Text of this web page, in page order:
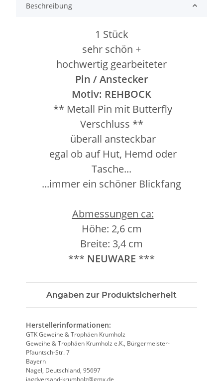
Beschreibung
1 Stück
sehr schön +
hochwertig gearbeiteter
Pin / Anstecker
Motiv: REHBOCK
** Metall Pin mit Butterfly
Verschluss **
überall ansteckbar
egal ob auf Hut, Hemd oder
Tasche...
...immer ein schöner Blickfang
Abmessungen ca:
Höhe: 2,6 cm
Breite: 3,4 cm
*** NEUWARE ***
Angaben zur Produktsicherheit
Herstellerinformationen:
GTK Geweihe & Trophäen Krumholz
Geweihe & Trophäen Krumholz e.K., Bürgermeister-
Pfauntsch-Str. 7
Bayern
Nagel, Deutschland, 95697
jagdversand-krumholz@gmx.de